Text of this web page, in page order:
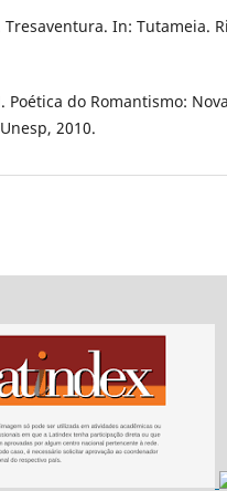
Tresaventura. In: Tutameia.
Poética do Romantismo:
2010.